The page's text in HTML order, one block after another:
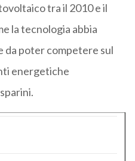
tra il 2010 e il
la tecnologia abbia
da poter competere sul
energetiche